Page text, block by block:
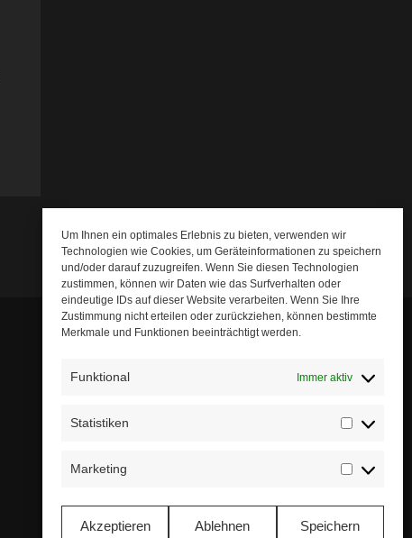
Um Ihnen ein optimales Erlebnis zu bieten, verwenden wir
Technologien wie Cookies, um Geräteinformationen zu speichern
und/oder darauf zuzugreifen. Wenn Sie diesen Technologien
zustimmen, können wir Daten wie das Surfverhalten oder
eindeutige IDs auf dieser Website verarbeiten. Wenn Sie Ihre
Zustimmung nicht erteilen oder zurückziehen, können bestimmte
Merkmale und Funktionen beeinträchtigt werden.
Funktional Immer aktiv
Statistiken
Marketing
Akzeptieren Ablehnen Speichern